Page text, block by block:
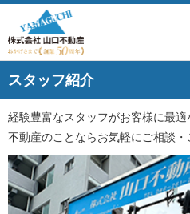
スタッフ紹介
経験豊富なスタッフがお客様に最適
不動産のことならお気軽にご相談・